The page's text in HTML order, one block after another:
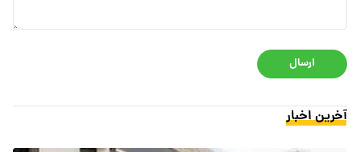
ارسال
آخرین اخبار